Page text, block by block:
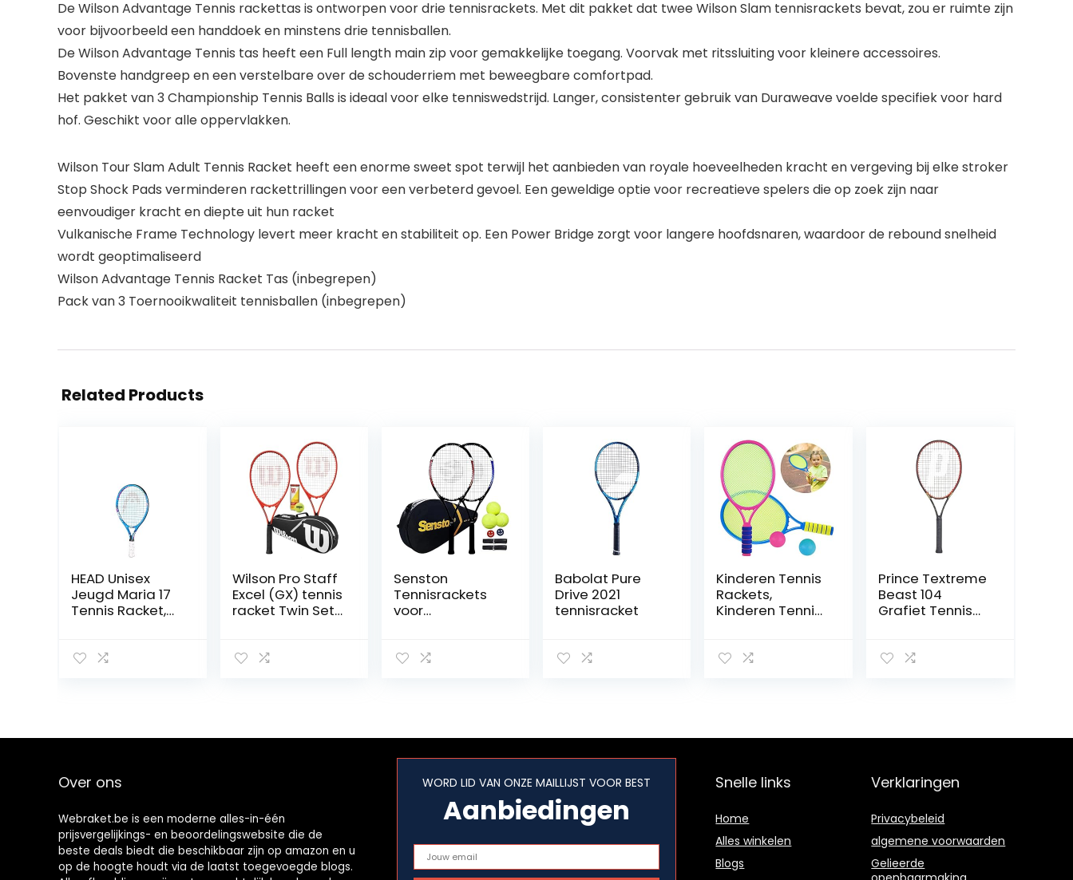
De Wilson Advantage Tennis rackettas is ontworpen voor drie tennisrackets. Met dit pakket dat twee Wilson Slam tennisrackets bevat, zou er ruimte zijn
voor bijvoorbeeld een handdoek en minstens drie tennisballen.
De Wilson Advantage Tennis tas heeft een Full length main zip voor gemakkelijke toegang. Voorvak met ritssluiting voor kleinere accessoires.
Bovenste handgreep en een verstelbare over de schouderriem met beweegbare comfortpad.
Het pakket van 3 Championship Tennis Balls is ideaal voor elke tenniswedstrijd. Langer, consistenter gebruik van Duraweave voelde specifiek voor hard
hof. Geschikt voor alle oppervlakken.
Wilson Tour Slam Adult Tennis Racket heeft een enorme sweet spot terwijl het aanbieden van royale hoeveelheden kracht en vergeving bij elke stroker
Stop Shock Pads verminderen rackettrillingen voor een verbeterd gevoel. Een geweldige optie voor recreatieve spelers die op zoek zijn naar
eenvoudiger kracht en diepte uit hun racket
Vulkanische Frame Technology levert meer kracht en stabiliteit op. Een Power Bridge zorgt voor langere hoofdsnaren, waardoor de rebound snelheid
wordt geoptimaliseerd
Wilson Advantage Tennis Racket Tas (inbegrepen)
Pack van 3 Toernooikwaliteit tennisballen (inbegrepen)
Related Products
HEAD Unisex
Jeugd Maria 17
Tennis Racket,
Wilson Pro Staff
Excel (GX) tennis
racket Twin Set
Black Bag en 3
Senston
Tennisrackets
voor
tennisrackets –
trillingsdempers
Babolat Pure
Drive 2021
tennisracket
Kinderen Tennis
Rackets,
Kinderen Tennis
Racket Met
Training
Prince Textreme
Beast 104
Grafiet Tennis
Over ons
Webraket.be is een moderne alles-in-één
prijsvergelijkings- en beoordelingswebsite die de
beste deals biedt die beschikbaar zijn op amazon en u
op de hoogte houdt via de laatst toegevoegde blogs.
WORD LID VAN ONZE MAILLIJST VOOR BEST
Aanbiedingen
Snelle links
Home
Alles winkelen
Blogs
Verklaringen
Privacybeleid
algemene voorwaarden
Gelieerde